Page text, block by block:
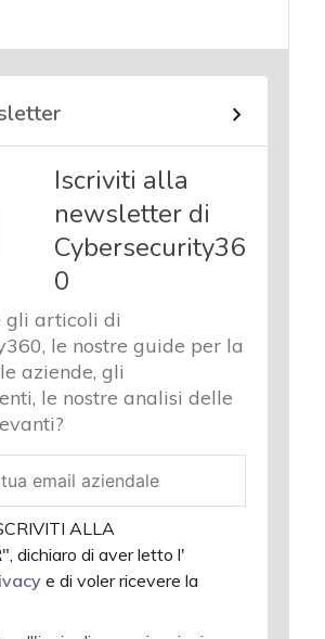
Iscriviti alla
newsletter di
Cybersecurity36
0
gli articoli di
le nostre guide per la
aziende, gli
le nostre analisi delle
ALLA
dichiaro di aver letto l'
e di voler ricevere la